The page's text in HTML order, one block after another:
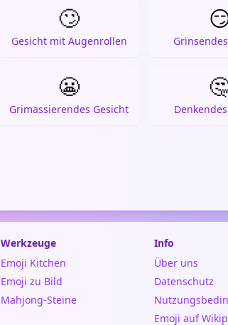
🙄
Gesicht mit Augenrollen
😬
Grimassierendes Gesicht
Werkzeuge
Emoji Kitchen
Emoji zu Bild
Mahjong-Steine
Info
Über uns
Datenschutz
Emoji auf